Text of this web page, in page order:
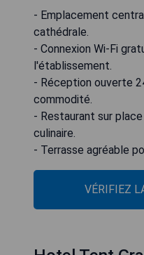
- Emplacement
cathédrale.
- Connexion Wi-Fi
l'établissement.
- Réception ouverte
commodité.
- Restaurant sur
culinaire.
- Terrasse agréable
VÉRIFIEZ